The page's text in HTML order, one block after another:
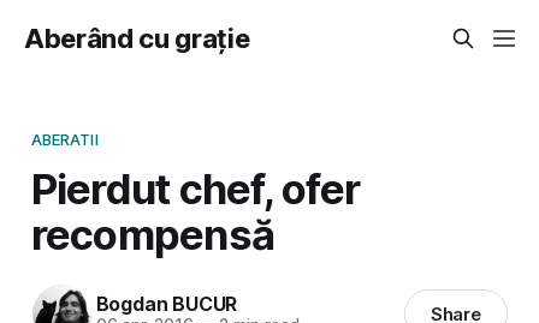
Aberând cu grație
ABERATII
Pierdut chef, ofer
recompensă
Bogdan BUCUR Share